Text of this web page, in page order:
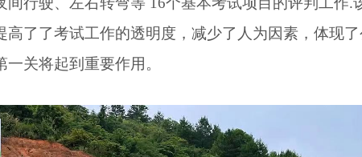
了了考试工作的透明度，减少了人为因素，体现
关将起到重要作用。